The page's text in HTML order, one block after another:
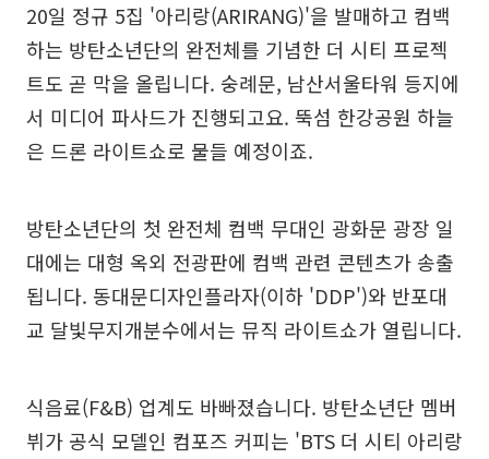
20일 정규 5집 '아리랑(ARIRANG)'을 발매하고 컴백
하는 방탄소년단의 완전체를 기념한 더 시티 프로젝
트도 곧 막을 올립니다. 숭례문, 남산서울타워 등지에
서 미디어 파사드가 진행되고요. 뚝섬 한강공원 하늘
은 드론 라이트쇼로 물들 예정이죠.
방탄소년단의 첫 완전체 컴백 무대인 광화문 광장 일
대에는 대형 옥외 전광판에 컴백 관련 콘텐츠가 송출
됩니다. 동대문디자인플라자(이하 'DDP')와 반포대
교 달빛무지개분수에서는 뮤직 라이트쇼가 열립니다.
식음료(F&B) 업계도 바빠졌습니다. 방탄소년단 멤버
뷔가 공식 모델인 컴포즈 커피는 'BTS 더 시티 아리랑